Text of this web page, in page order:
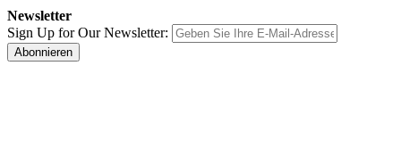
Newsletter
Sign Up for Our Newsletter:
Abonnieren